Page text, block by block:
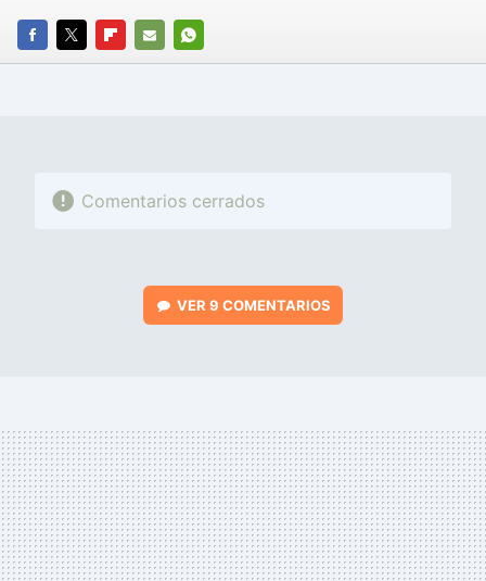
FACEBOOK
TWITTERFLIPBOARD
E-
WHATSAPP
Comentarios cerrados
VER 9 COMENTARIOS